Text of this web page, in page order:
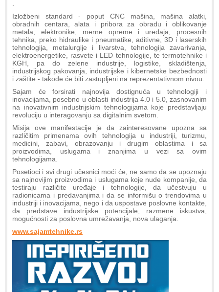
Izložbeni standard - poput CNC mašina, mašina alatki,
obradnih centara, alata i pribora za obradu i oblikovanje
metala, elektronike, merne opreme i uređaja, procesnih
tehnika, preko hidraulike i pneumatike, aditivne, 3D i laserskih
tehnologija, metalurgije i livarstva, tehnologija zavarivanja,
elektroenergetike, rasvete i LED tehnologije, te termotehnike i
KGH, pa do zelene industrije, logistike, skladištenja,
industrijskog pakovanja, industrijske i kibernetske bezbednosti
i zaštite - takođe će biti zastupljeni na reprezentativnom nivou.
Sajam će forsirati najnovija dostignuća u tehnologiji i
inovacijama, posebno u oblasti industrija 4.0 i 5.0, zasnovanim
na inovativnim industrijskim tehnologijama koje predstavljaju
revoluciju u interagovanju sa digitalnim svetom.
Misija ove manifestacije je da zainteresovane upozna sa
različitim primenama ovih tehnologija u industriji, turizmu,
medicini, zabavi, obrazovanju i drugim oblastima i sa
proizvodima, uslugama i znanjima u vezi sa ovim
tehnologijama.
Posetioci i svi drugi učesnici moći će, ne samo da se upoznaju
sa najnovijim proizvodima i uslugama koje nude kompanije, da
testiraju različite uređaje i tehnologije, da učestvuju u
radionicama i predavanjima i da se informišu o trendovima u
industriji i inovacijama, nego i da uspostave poslovne kontakte,
da predstave industrijske potencijale, razmene iskustva,
mogućnosti za poslovna umrežavanja, nova ulaganja.
www.sajamtehnike.rs